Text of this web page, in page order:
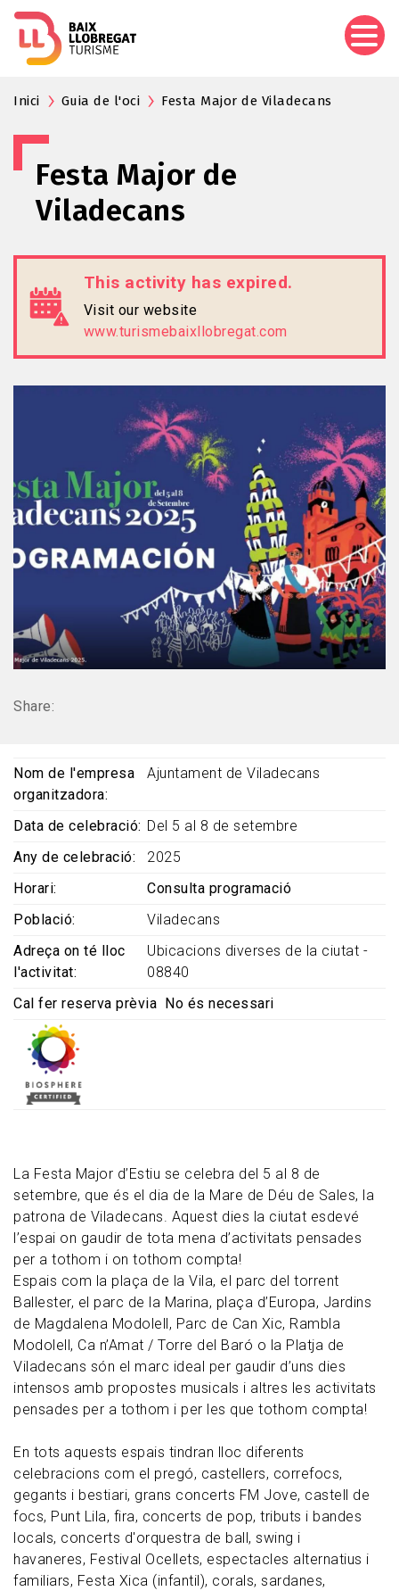
Inici Guia de l'oci Festa Major de Viladecans
Festa Major de
Viladecans
This activity has expired.
Visit our website
www.turismebaixllobregat.com
Share:
La Festa Major d’Estiu se celebra del 5 al 8 de
setembre, que és el dia de la Mare de Déu de Sales, la
patrona de Viladecans. Aquest dies la ciutat esdevé
l’espai on gaudir de tota mena d’activitats pensades
per a tothom i on tothom compta!
Espais com la plaça de la Vila, el parc del torrent
Ballester, el parc de la Marina, plaça d’Europa, Jardins
de Magdalena Modolell, Parc de Can Xic, Rambla
Modolell, Ca n’Amat / Torre del Baró o la Platja de
Viladecans són el marc ideal per gaudir d’uns dies
intensos amb propostes musicals i altres les activitats
pensades per a tothom i per les que tothom compta!
En tots aquests espais tindran lloc diferents
celebracions com el pregó, castellers, correfocs,
gegants i bestiari, grans concerts FM Jove, castell de
focs, Punt Lila, fira, concerts de pop, tributs i bandes
locals, concerts d'orquestra de ball, swing i
havaneres, Festival Ocellets, espectacles alternatius i
familiars, Festa Xica (infantil), corals, sardanes,
Nom de l'empresa
organitzadora
Ajuntament de Viladecans
Data de celebració
Del 5 al 8 de setembre
Any de celebració
2025
Horari
Consulta programació
Població
Viladecans
Adreça on té lloc
l'activitat
Ubicacions diverses de la ciutat -
08840
Cal fer reserva prèvia
No és necessari